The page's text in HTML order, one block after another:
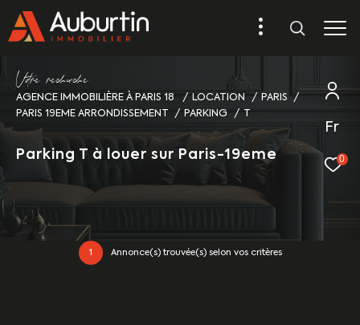
Fr
0
Vore recece
AGENCE IMMOBILIÈRE À PARIS 18 LOCATION
PARIS
PARIS 19EME ARRONDISSEMENT
PARKING T
Parking T à louer sur Paris-19eme
1 Annonce(s) trouvée(s) selon vos critères